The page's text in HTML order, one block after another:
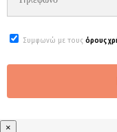
Συμφωνώ με τους όρους
×